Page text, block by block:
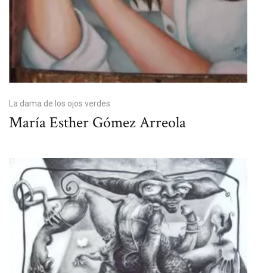
La dama de los ojos verdes
María Esther Gómez Arreola